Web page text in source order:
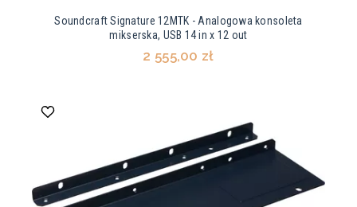
Soundcraft Signature 12MTK - Analogowa konsoleta
mikserska, USB 14 in x 12 out
2 555,00 zł